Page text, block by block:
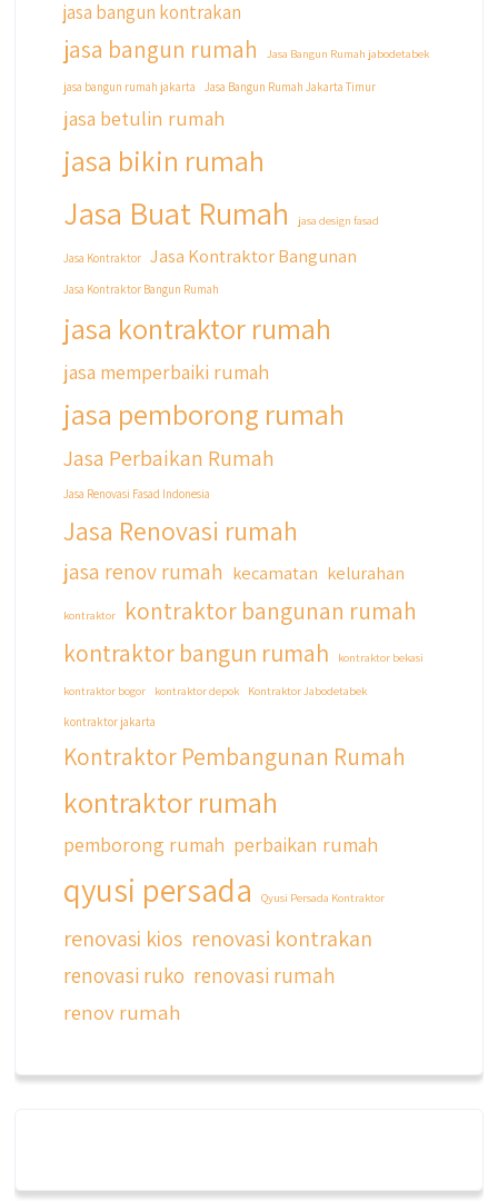
jasa bangun kontrakan
jasa bangun rumah Jasa Bangun Rumah jabodetabek
jasa bangun rumah jakarta Jasa Bangun Rumah Jakarta Timur
jasa betulin rumah
jasa bikin rumah
Jasa Buat Rumah jasa design fasad
Jasa Kontraktor Jasa Kontraktor Bangunan
Jasa Kontraktor Bangun Rumah
jasa kontraktor rumah
jasa memperbaiki rumah
jasa pemborong rumah
Jasa Perbaikan Rumah
Jasa Renovasi Fasad Indonesia
Jasa Renovasi rumah
jasa renov rumah kecamatan kelurahan
kontraktor
kontraktor bangunan rumah
kontraktor bangun rumah
kontraktor bekasi
kontraktor bogor kontraktor depok
Kontraktor Jabodetabek
kontraktor jakarta
Kontraktor Pembangunan Rumah
kontraktor rumah
pemborong rumah perbaikan rumah
qyusi persada Qyusi Persada Kontraktor
renovasi kios renovasi kontrakan
renovasi ruko renovasi rumah
renov rumah